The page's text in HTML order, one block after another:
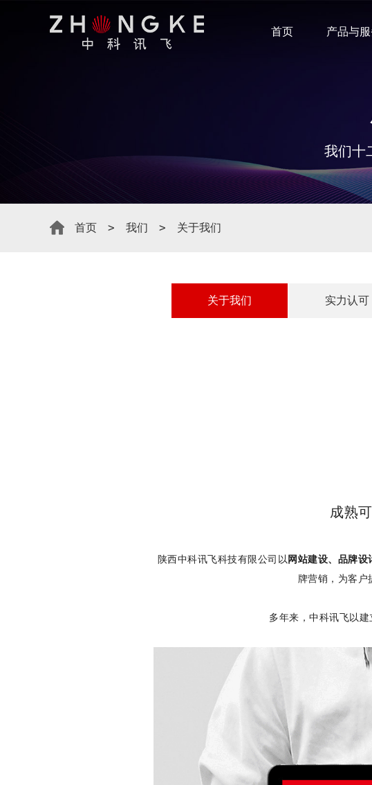
首页 产品与
我们十
首页 我们 关于我们
关于我们 实力认可
成熟
陕西中科讯飞科技有限公司以 网站建设、品牌设
牌营销，为客户
多年来，中科讯飞以